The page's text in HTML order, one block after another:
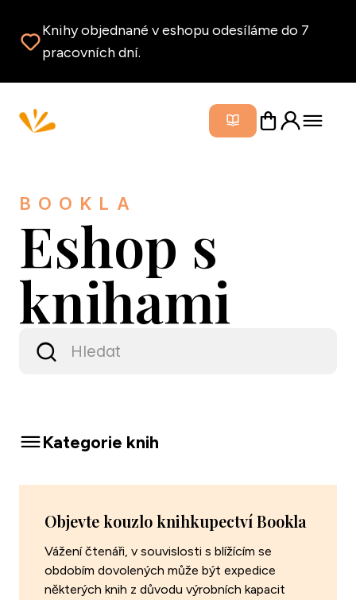
Knihy objednané v eshopu odesíláme do 7
pracovních dní.
Zavřít
BOOKLA
Eshop s
knihami
Zavřít menu
Kategorie knih
Objevte kouzlo knihkupectví Bookla
Vážení čtenáři, v souvislosti s blížícím se
obdobím dovolených může být expedice
některých knih z důvodu výrobních kapacit